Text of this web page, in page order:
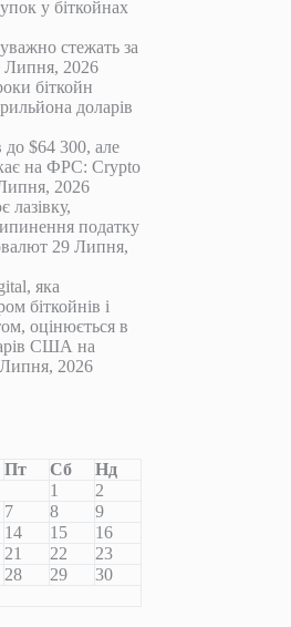
у біткойнах
стежать за
Липня, 2026
біткойн
доларів
до $64 300, але
на ФРС: Crypto
2026
лазівку,
податку
29 Липня,
яка
біткойнів і
оцінюється в
США на
2026
Пт Сб
Нд
1
2
7 8
9
14 15
16
21 22
23
28 29
30